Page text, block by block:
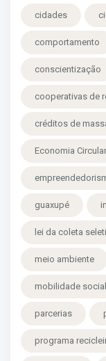
cidades
comportamento
conscientização
cooperativas de
créditos de
Economia Circular
guaxupé
lei da coleta
meio ambiente
mobilidade social
parcerias
programa